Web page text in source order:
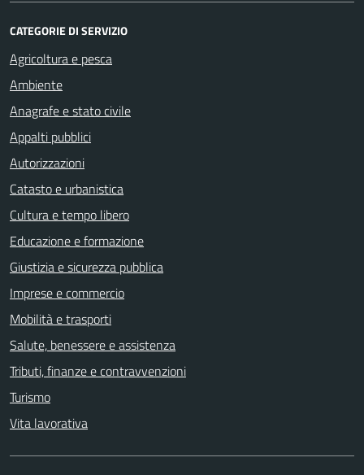
CATEGORIE DI SERVIZIO
Agricoltura e pesca
Ambiente
Anagrafe e stato civile
Appalti pubblici
Autorizzazioni
Catasto e urbanistica
Cultura e tempo libero
Educazione e formazione
Giustizia e sicurezza pubblica
Imprese e commercio
Mobilità e trasporti
Salute, benessere e assistenza
Tributi, finanze e contravvenzioni
Turismo
Vita lavorativa